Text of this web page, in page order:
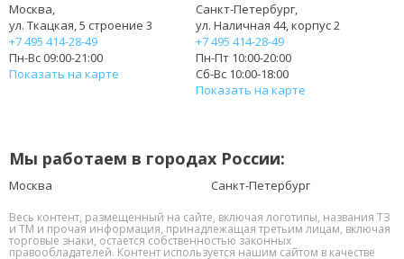
Москва,
ул. Ткацкая, 5 строение 3
+7 495 414-28-49
Пн-Вс 09:00-21:00
Показать на карте
Санкт-Петербург,
ул. Наличная 44, корпус 2
+7 495 414-28-49
Пн-Пт 10:00-20:00
Сб-Вс 10:00-18:00
Показать на карте
Мы работаем в городах России:
Москва Санкт-Петербург
Весь контент, размещенный на сайте, включая логотипы, названия ТЗ
и ТМ и прочая информация, принадлежащая третьим лицам, включая
торговые знаки, остается собственностью законных
правообладателей. Контент используется нашим сайтом в качестве